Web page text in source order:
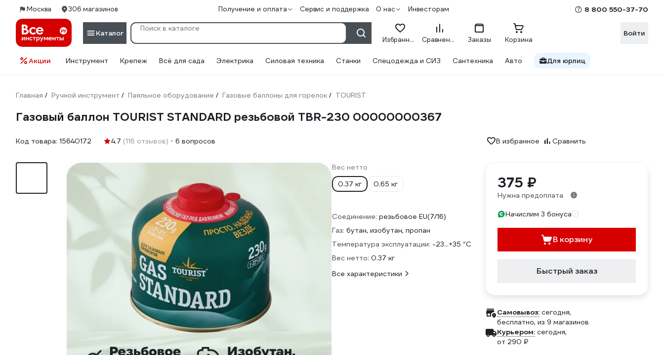
Москва 306 магазинов Получение и оплата Сервис и поддержка О нас Инвесторам 8 800 550-37-70
Каталог
Избранное Сравнение Заказы Корзина
Войти
Акции Инструмент Крепеж Всё для сада Электрика Силовая техника Станки Спецодежда и СИЗ Сантехника Авто Для юрлиц
Главная / Ручной инструмент / Паяльное оборудование / Газовые баллоны для горелок / TOURIST
Газовый баллон TOURIST STANDARD резьбовой TBR-230 00000000367
Код товара: 15640172 4.7 (116 отзывов) 6 вопросов В избранное Сравнить
Вес нетто
0.37 кг
0.65 кг
Соединение: резьбовое EU(7/16)
Газ: бутан, изобутан, пропан
Температура эксплуатации: -23...+35 °С
Вес нетто: 0.37 кг
Все характеристики
375 ₽
Нужна предоплата
Начислим 3 бонуса
В корзину
Быстрый заказ
Самовывоз: сегодня,
бесплатно, из 9 магазинов
Курьером: сегодня,
от 290 ₽